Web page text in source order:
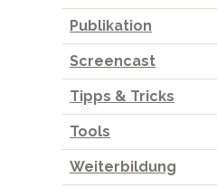
Publikation
Screencast
Tipps & Tricks
Tools
Weiterbildung